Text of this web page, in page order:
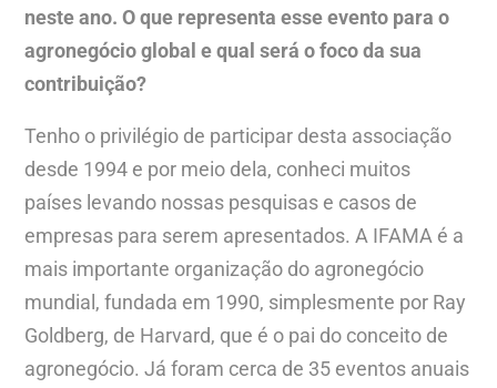
neste ano. O que representa esse evento para o
agronegócio global e qual será o foco da sua
contribuição?
Tenho o privilégio de participar desta associação
desde 1994 e por meio dela, conheci muitos
países levando nossas pesquisas e casos de
empresas para serem apresentados. A IFAMA é a
mais importante organização do agronegócio
mundial, fundada em 1990, simplesmente por Ray
Goldberg, de Harvard, que é o pai do conceito de
agronegócio. Já foram cerca de 35 eventos anuais